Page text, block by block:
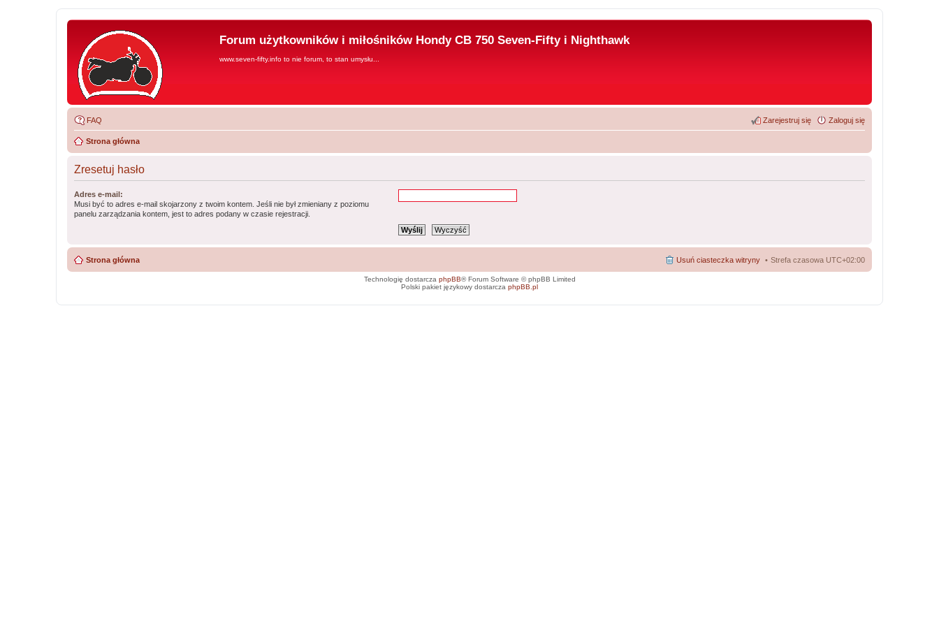
Forum użytkowników i miłośników Hondy CB 750 Seven-Fifty i Nighthawk
www.seven-fifty.info to nie forum, to stan umysłu...
FAQ Zaloguj się
Zarejestruj się
Strona główna
Zresetuj hasło
Adres e-mail:
Musi być to adres e-mail skojarzony z twoim kontem. Jeśli nie był zmieniany z poziomu
panelu zarządzania kontem, jest to adres podany w czasie rejestracji.
Strona główna Strefa czasowa UTC+02:00
Usuń ciasteczka witryny
Technologię dostarcza phpBB® Forum Software © phpBB Limited
Polski pakiet językowy dostarcza phpBB.pl